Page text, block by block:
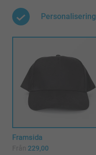
Personalisering
Framsida
Från 229,00